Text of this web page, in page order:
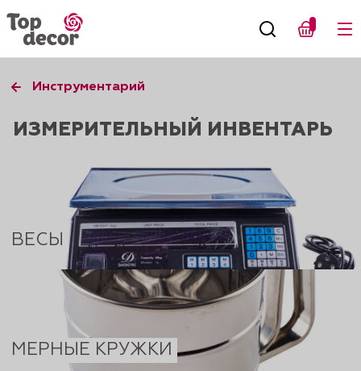
Инструментарий
ИЗМЕРИТЕЛЬНЫЙ ИНВЕНТАРЬ
ВЕСЫ
МЕРНЫЕ КРУЖКИ